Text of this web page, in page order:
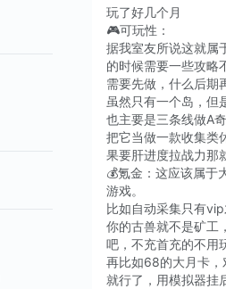
玩了好几个月
🎮可玩性：
据我室友所说这就属
的时候需要一些攻略
需要先做，什么后期
虽然只有一个岛，但
也主要是三条线做A
把它当做一款收集类
果要肝进度拉战力那
💰氪金：这应该属于
游戏。
比如自动采集只有
你的古兽就不是矿工
吧，不充首充的不用
再比如68的大月卡，
就行了，用模拟器挂